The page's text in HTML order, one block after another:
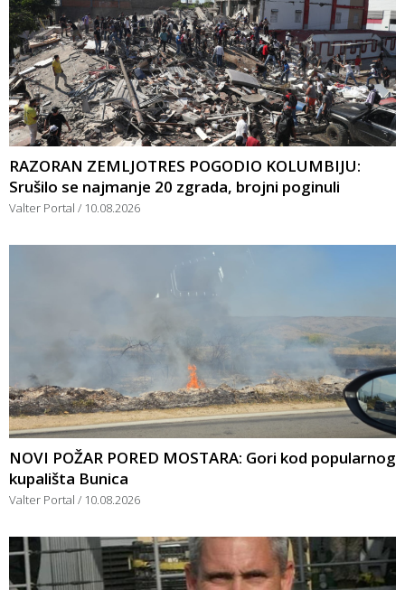
RAZORAN ZEMLJOTRES POGODIO KOLUMBIJU:
Srušilo se najmanje 20 zgrada, brojni poginuli
Valter Portal 10.08.2026
NOVI POŽAR PORED MOSTARA: Gori kod popularnog
kupališta Bunica
Valter Portal 10.08.2026